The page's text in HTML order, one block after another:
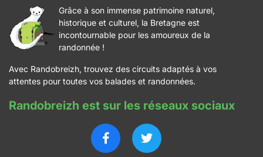
Grâce à son immense patrimoine naturel,
historique et culturel, la Bretagne est
incontournable pour les amoureux de la
randonnée !
Avec Randobreizh, trouvez des circuits adaptés à vos
attentes pour toutes vos balades et randonnées.
Randobreizh est sur les réseaux sociaux